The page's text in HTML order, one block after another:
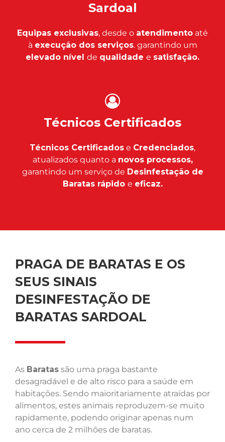
Sardoal
Equipas exclusivas, desde o atendimento até
à execução dos serviços. garantindo um
elevado nível de qualidade e satisfação.
Técnicos Certificados
Técnicos Certificados e Credenciados,
atualizados quanto a novos processos,
garantindo um serviço de Desinfestação de
Baratas rápido e eficaz.
PRAGA DE BARATAS E OS
SEUS SINAIS
DESINFESTAÇÃO DE
BARATAS SARDOAL
As Baratas são uma praga bastante
desagradável e de alto risco para a saúde em
habitações. Sendo maioritariamente atraídas por
alimentos, estes animais reproduzem-se muito
rapidamente, podendo originar apenas num
ano cerca de 2 milhões de baratas.